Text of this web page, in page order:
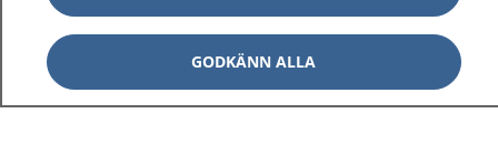
1177 på flera språk Visa
Om 1177 Visa
GODKÄNN ALLA